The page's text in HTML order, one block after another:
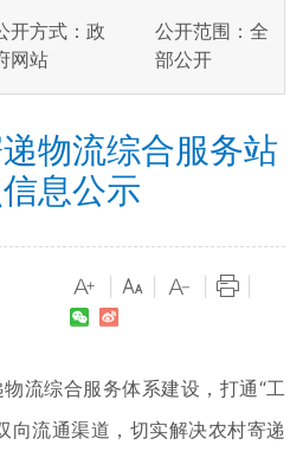
开方式：政
网站
公开范围：全
部公开
物流综合服务站
息公示
综合服务体系建设，打通“工
向流通渠道，切实解决农村寄递